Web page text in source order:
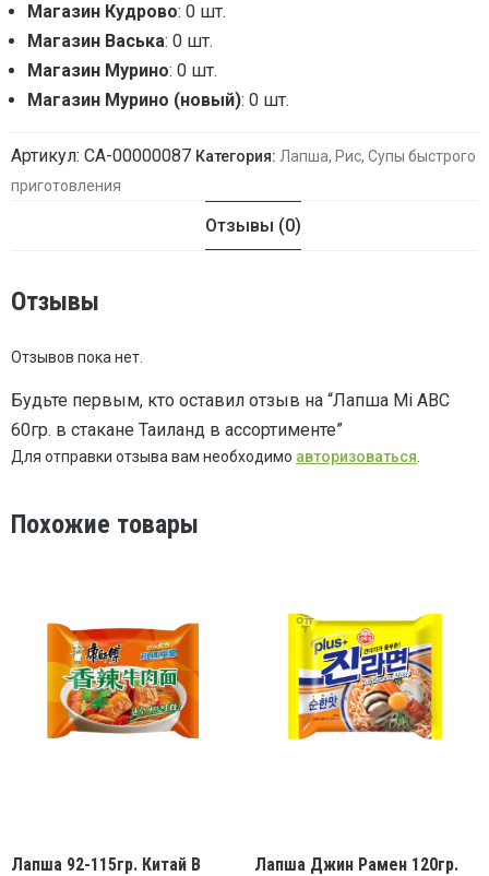
Магазин Кудрово: 0 шт.
Магазин Васька: 0 шт.
Магазин Мурино: 0 шт.
Магазин Мурино (новый): 0 шт.
Артикул: СА-00000087 Категория: Лапша, Рис, Супы быстрого
приготовления
Отзывы (0)
Отзывы
Отзывов пока нет.
Будьте первым, кто оставил отзыв на “Лапша Mi ABC
60гр. в стакане Таиланд в ассортименте”
Для отправки отзыва вам необходимо авторизоваться
Похожие товары
Лапша 92-115гр. Китай В
Лапша Джин Рамен 120гр.